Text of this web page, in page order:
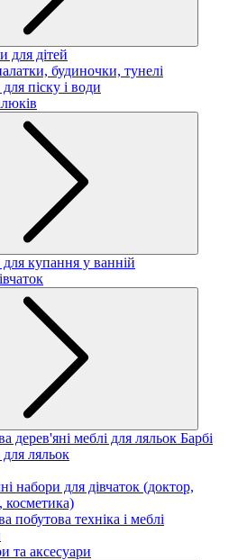
для дітей
будиночки, тунелі
піску і води
купання у ванній
дерев'яні меблі для ляльок Барбі
ляльок
набори для дівчаток (доктор,
косметика)
побутова техніка і меблі
та аксесуари